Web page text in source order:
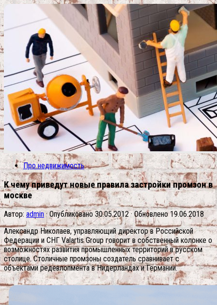
Про недвижимость
К чему приведут новые правила застройки промзон в
москве
Автор: admin · Опубликовано30.05.2012· Обновлено19.06.2018
Александр Николаев, управляющий директор в Российской
Федерации и СНГ Valartis Group говорит в собственный колонке о
возможностях развития промышленных территорий в русском
столице. Столичные промзоны создатель сравнивает с
объектами редевлопмента в Нидерландах и Германии.